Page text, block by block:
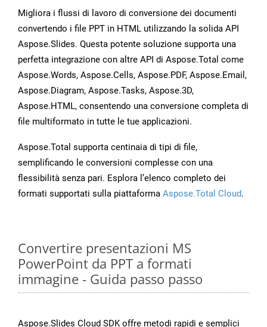
Migliora i flussi di lavoro di conversione dei documenti
convertendo i file PPT in HTML utilizzando la solida API
Aspose.Slides. Questa potente soluzione supporta una
perfetta integrazione con altre API di Aspose.Total come
Aspose.Words, Aspose.Cells, Aspose.PDF, Aspose.Email,
Aspose.Diagram, Aspose.Tasks, Aspose.3D,
Aspose.HTML, consentendo una conversione completa di
file multiformato in tutte le tue applicazioni.
Aspose.Total supporta centinaia di tipi di file,
semplificando le conversioni complesse con una
flessibilità senza pari. Esplora l’elenco completo dei
formati supportati sulla piattaforma Aspose.Total Cloud.
Convertire presentazioni MS
PowerPoint da PPT a formati
immagine - Guida passo passo
Aspose.Slides Cloud SDK offre metodi rapidi e semplici